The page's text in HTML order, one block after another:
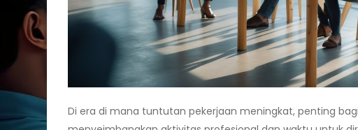
Di era di mana tuntutan pekerjaan meningkat, penting